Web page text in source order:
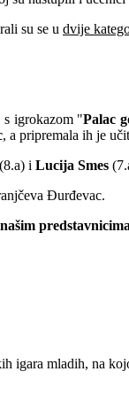
su se u dvije
s igrokazom "Palac
, a pripremala ih je
(8.a) i Lucija Smes
Đurđevac.
igara mladih, na